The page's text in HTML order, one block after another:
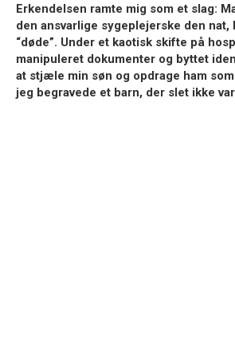
Erkendelsen ramte mig som et slag:
den ansvarlige sygeplejerske den nat,
“døde”. Under et kaotisk skifte på
manipuleret dokumenter og byttet
at stjæle min søn og opdrage ham
jeg begravede et barn, der slet ikke